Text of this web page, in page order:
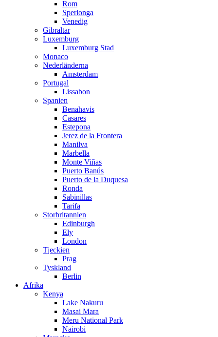
Rom
Sperlonga
Venedig
Gibraltar
Luxemburg
Luxemburg Stad
Monaco
Nederländerna
Amsterdam
Portugal
Lissabon
Spanien
Benahavis
Casares
Estepona
Jerez de la Frontera
Manilva
Marbella
Monte Viñas
Puerto Banús
Puerto de la Duquesa
Ronda
Sabinillas
Tarifa
Storbritannien
Edinburgh
Ely
London
Tjeckien
Prag
Tyskland
Berlin
Afrika
Kenya
Lake Nakuru
Masai Mara
Meru National Park
Nairobi